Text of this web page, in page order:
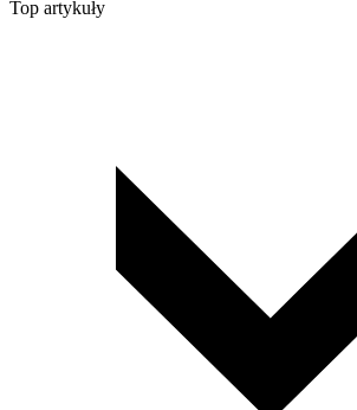
Top artykuły